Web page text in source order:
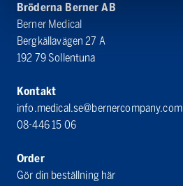
Bröderna Berner AB
Berner Medical
Bergkällavägen 27 A
192 79 Sollentuna
Kontakt
info.medical.se@bernercompany.com
08-446 15 06
Order
Gör din beställning här